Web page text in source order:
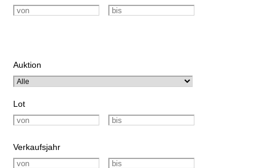
Auktion
Lot
Verkaufsjahr